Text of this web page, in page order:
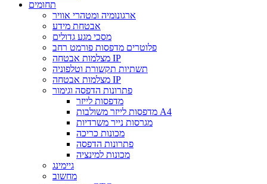
תחומים
ארגונומיה ומטהרי אוויר
אבטחת מידע
מסכי מגע גדולים
פלוטרים מדפסות פורמט רחב
מצלמות אבטחה IP
תשתיות תקשורת וטלפוניה
מצלמות אבטחה IP
פתרונות הדפסה וגימור
מדפסות לייזר
מדפסות לייזר משולבות A4
מגרסות נייר משרדיות
מכונות כריכה
פתרונות הדפסה
מכונות למינציה
גיימינג
מחשוב